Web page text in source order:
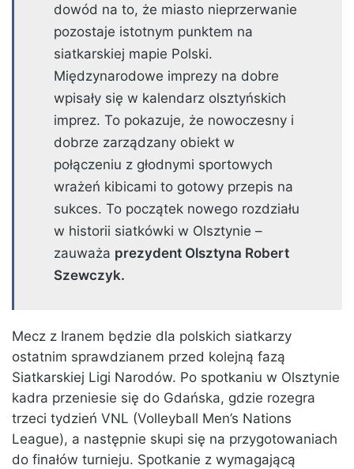
dowód na to, że miasto nieprzerwanie
pozostaje istotnym punktem na
siatkarskiej mapie Polski.
Międzynarodowe imprezy na dobre
wpisały się w kalendarz olsztyńskich
imprez. To pokazuje, że nowoczesny i
dobrze zarządzany obiekt w
połączeniu z głodnymi sportowych
wrażeń kibicami to gotowy przepis na
sukces. To początek nowego rozdziału
w historii siatkówki w Olsztynie –
zauważa prezydent Olsztyna Robert
Szewczyk.
Mecz z Iranem będzie dla polskich siatkarzy
ostatnim sprawdzianem przed kolejną fazą
Siatkarskiej Ligi Narodów. Po spotkaniu w Olsztynie
kadra przeniesie się do Gdańska, gdzie rozegra
trzeci tydzień VNL (Volleyball Men’s Nations
League), a następnie skupi się na przygotowaniach
do finałów turnieju. Spotkanie z wymagającą